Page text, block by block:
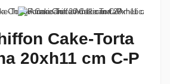
Cake-Torta
20xh11 cm C-P